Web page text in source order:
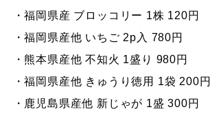
・福岡県産 ブロッコリー 1株 120円
・福岡県産他 いちご 2p入 780円
・熊本県産他 不知火 1盛り 980円
・福岡県産他 きゅうり徳用 1袋 200円
・鹿児島県産他 新じゃが 1盛 300円